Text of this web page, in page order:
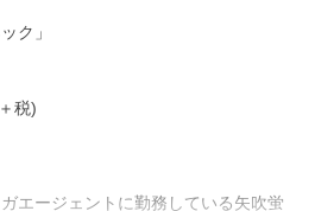
ク」
税)
エージェントに勤務している矢吹蛍